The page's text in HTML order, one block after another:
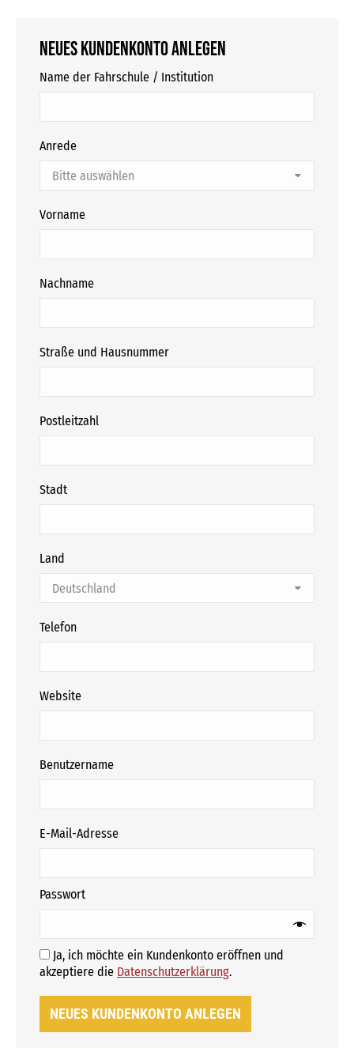
Neues Kundenkonto anlegen
Name der Fahrschule / Institution
Anrede
Vorname
Nachname
Straße und Hausnummer
Postleitzahl
Stadt
Land
Telefon
Website
Benutzername
E-Mail-Adresse
Passwort
Ja, ich möchte ein Kundenkonto eröffnen und
akzeptiere die Datenschutzerklärung.
NEUES KUNDENKONTO ANLEGEN